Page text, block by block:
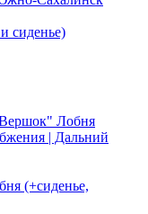
сиденье)
(+сиденье,